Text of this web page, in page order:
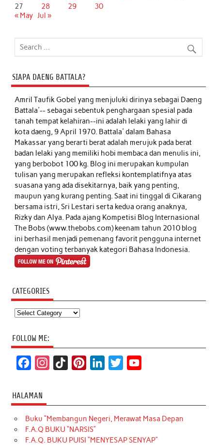
27
28 29
30
« May Jul »
SIAPA DAENG BATTALA?
Amril Taufik Gobelyang menjuluki dirinya sebagai Daeng
Battala'-- sebagai sebentuk penghargaan spesial pada
tanah tempat kelahiran--ini adalah lelaki yang lahir di
kota daeng, 9 April 1970. Battala' dalam Bahasa
Makassar yang berarti berat adalah merujuk pada berat
badan lelaki yang memiliki hobi membaca dan menulis ini,
yang berbobot 100 kg. Blog ini merupakan kumpulan
tulisan yang merupakan refleksi kontemplatifnya atas
suasana yang ada disekitarnya, baik yang penting,
maupun yang kurang penting. Saat ini tinggal di Cikarang
bersama istri, Sri Lestari serta kedua orang anaknya,
Rizky dan Alya. Pada ajang Kompetisi Blog Internasional
The Bobs (www.thebobs.com) keenam tahun 2010 blog
ini berhasil menjadi pemenang favorit pengguna internet
dengan voting terbanyak kategori Bahasa Indonesia.
CATEGORIES
Categories
FOLLOW ME:
c
e
b
o
t
a
g
T
o
k
t
e
r
k
e
d
t
t
e
T
u
b
HALAMAN
Buku “Membangun Negeri, Merawat Masa Depan
F.A.Q BUKU “NARSIS”
F.A.Q. BUKU PUISI “MENYESAP SENYAP”